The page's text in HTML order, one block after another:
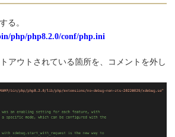
る。
php/php8.2.0/conf/php.ini
アウトされている箇所を、コメントを外し